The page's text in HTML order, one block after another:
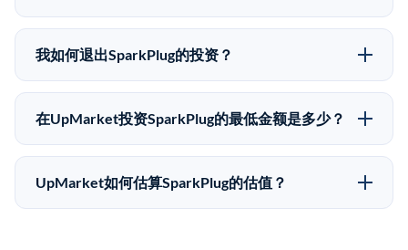
应做好可能全部损失的准备。私有公司的估值在融资轮
次之间可能大幅波动。投资者应在投资前咨询其财务顾
在Pre-IPO交易中，合格投资者通过二级市场平台从现有
股东（如员工、早期投资者或其他持有人）处购买股
为FINRA注册的经纪交易商促成这些交易，代表双方处
理合规、文件和结算事宜。
我如何退出SparkPlug的投资？
Pre-IPO持股主要有两种退出途径：在二级市场将股份出
售给其他买家，或持有直到公司完成IPO或被收购。两
市场条件。任何退出的时间都是不可预测的，投资者应
做好多年持有的准备。
在UpMarket投资SparkPlug的最低金额是多少？
UpMarket上大多数Pre-IPO产品的最低投资金额为
50,000美元。具体金额可能因产品和股份供应情况而有
UpMarket如何估算SparkPlug的估值？